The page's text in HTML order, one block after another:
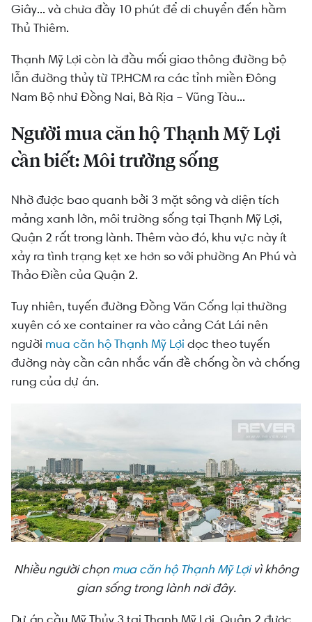
Giây... và chưa đầy 10 phút để di chuyển đến hầm
Thủ Thiêm.
Thạnh Mỹ Lợi còn là đầu mối giao thông đường bộ
lẫn đường thủy từ TP.HCM ra các tỉnh miền Đông
Nam Bộ như Đồng Nai, Bà Rịa – Vũng Tàu...
Người mua căn hộ Thạnh Mỹ Lợi
cần biết: Môi trường sống
Nhờ được bao quanh bởi 3 mặt sông và diện tích
mảng xanh lớn, môi trường sống tại Thạnh Mỹ Lợi,
Quận 2 rất trong lành. Thêm vào đó, khu vực này ít
xảy ra tình trạng kẹt xe hơn so với phường An Phú và
Thảo Điền của Quận 2.
Tuy nhiên, tuyến đường Đồng Văn Cống lại thường
xuyên có xe container ra vào cảng Cát Lái nên
người mua căn hộ Thạnh Mỹ Lợi dọc theo tuyến
đường này cần cân nhắc vấn đề chống ồn và chống
rung của dự án.
Nhiều người chọn mua căn hộ Thạnh Mỹ Lợivì không
gian sống trong lành nơi đây.